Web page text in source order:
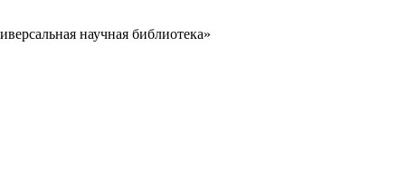
научная библиотека»